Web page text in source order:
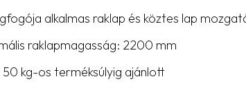
alkalmas raklap és köztes lap
raklapmagasság: 2200 mm
kg-os terméksúlyig ajánlott